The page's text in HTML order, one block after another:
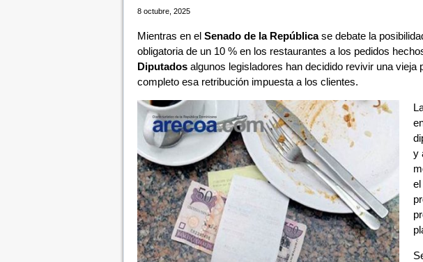
8 octubre, 2025
Mientras en el Senado de la Repúblicase debate la
obligatoria de un 10 % en los restaurantes a los pedidos
Diputadosalgunos legisladores han decidido revivir una vieja
completo esa retribución impuesta a los clientes.
y
el